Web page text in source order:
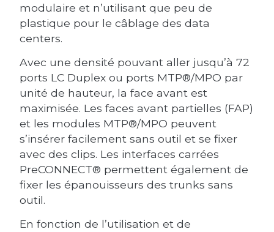
modulaire et n’utilisant que peu de
plastique pour le câblage des data
centers.
Avec une densité pouvant aller jusqu’à 72
ports LC Duplex ou ports MTP®/MPO par
unité de hauteur, la face avant est
maximisée. Les faces avant partielles (FAP)
et les modules MTP®/MPO peuvent
s’insérer facilement sans outil et se fixer
avec des clips. Les interfaces carrées
PreCONNECT® permettent également de
fixer les épanouisseurs des trunks sans
outil.
En fonction de l’utilisation et de